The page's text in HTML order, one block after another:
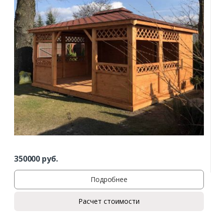
350000 руб.
Подробнее
Расчет стоимости